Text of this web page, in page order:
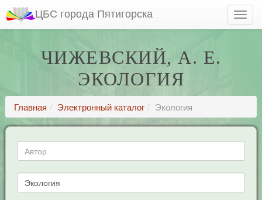
ЦБС города Пятигорска
ЧИЖЕВСКИЙ, А. Е.
ЭКОЛОГИЯ
Главная Электронный каталог Экология